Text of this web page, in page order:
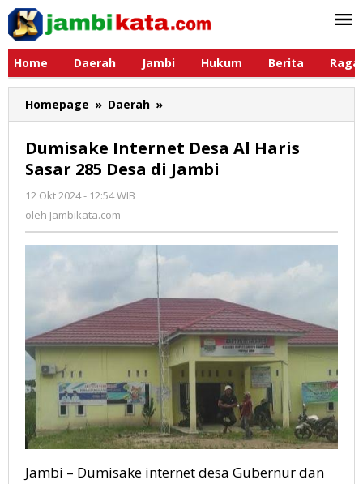
Lewati
konten
Home
Daerah Jambi Hukum Berita
Homepage » Daerah »
Internet
Al
Haris
Dumisake Internet Desa Al Haris
Sasar 285 Desa di Jambi
12 Okt 2024 - 12:54 WIB
oleh Jambikata.com
Jambi – Dumisake internet desa Gubernur dan